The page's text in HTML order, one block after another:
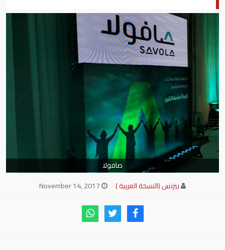
صافولا
بيزنس (النسخة العربية )